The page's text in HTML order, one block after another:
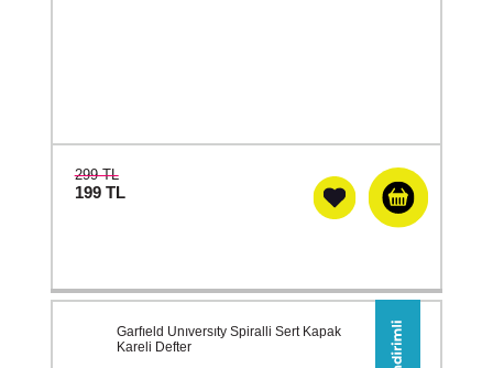
299 TL
199 TL
Garfıeld Unıversıty Spiralli Sert Kapak
Kareli Defter